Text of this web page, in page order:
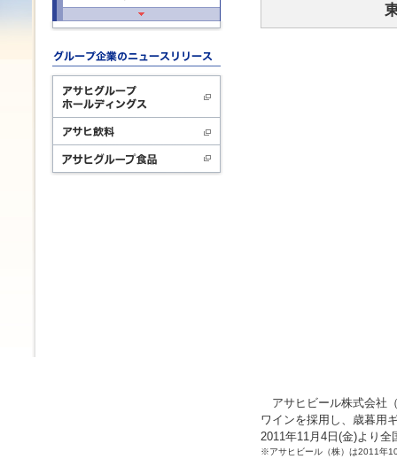
アサヒビール株式会社
ワインを採用し、歳暮
2011年11月4日(金)より
※アサヒビール（株）は2011年